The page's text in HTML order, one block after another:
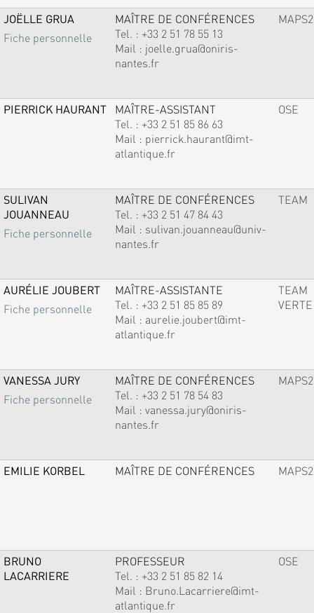
JOËLLE GRUA
Fiche personnelle
MAÎTRE DE CONFÉRENCES
Tel. : +33 2 51 78 55 13
Mail : joelle.grua@oniris-
nantes.fr
MAPS2
PIERRICK HAURANT
MAÎTRE-ASSISTANT
Tel. : +33 2 51 85 86 63
Mail : pierrick.haurant@imt-
atlantique.fr
OSE
SULIVAN
JOUANNEAU
Fiche personnelle
MAÎTRE DE CONFÉRENCES
Tel. : +33 2 51 47 84 43
Mail : sulivan.jouanneau@univ-
nantes.fr
TEAM
AURÉLIE JOUBERT
Fiche personnelle
MAÎTRE-ASSISTANTE
Tel. : +33 2 51 85 85 89
Mail : aurelie.joubert@imt-
atlantique.fr
TEAM
VERTE
VANESSA JURY
Fiche personnelle
MAÎTRE DE CONFÉRENCES
Tel. : +33 2 51 78 54 83
Mail : vanessa.jury@oniris-
nantes.fr
MAPS2
EMILIE KORBEL MAÎTRE DE CONFÉRENCES MAPS2
BRUNO
LACARRIERE
PROFESSEUR
Tel. : +33 2 51 85 82 14
Mail : Bruno.Lacarriere@imt-
atlantique.fr
OSE